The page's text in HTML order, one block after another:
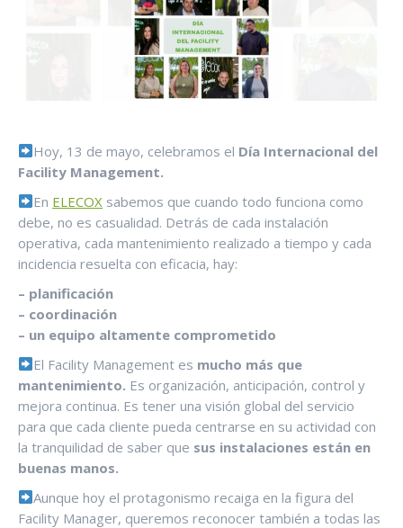
Hoy, 13 de mayo, celebramos el Día Internacional del
Facility Management.
En ELECOX sabemos que cuando todo funciona como
debe, no es casualidad. Detrás de cada instalación
operativa, cada mantenimiento realizado a tiempo y cada
incidencia resuelta con eficacia, hay:
– planificación
– coordinación
– un equipo altamente comprometido
El Facility Management es mucho más que
mantenimiento. Es organización, anticipación, control y
mejora continua. Es tener una visión global del servicio
para que cada cliente pueda centrarse en su actividad con
la tranquilidad de saber que sus instalaciones están en
buenas manos.
Aunque hoy el protagonismo recaiga en la figura del
Facility Manager, queremos reconocer también a todas las